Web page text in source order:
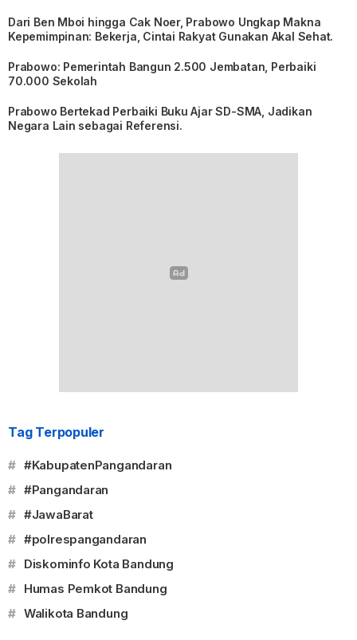
Dari Ben Mboi hingga Cak Noer, Prabowo Ungkap Makna
Kepemimpinan: Bekerja, Cintai Rakyat Gunakan Akal Sehat.
Prabowo: Pemerintah Bangun 2.500 Jembatan, Perbaiki
70.000 Sekolah
Prabowo Bertekad Perbaiki Buku Ajar SD-SMA, Jadikan
Negara Lain sebagai Referensi.
Tag Terpopuler
# #KabupatenPangandaran
# #Pangandaran
# #JawaBarat
# #polrespangandaran
# Diskominfo Kota Bandung
# Humas Pemkot Bandung
# Walikota Bandung